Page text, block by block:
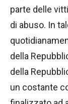
parte delle
di abuso. In
della
della
un costante